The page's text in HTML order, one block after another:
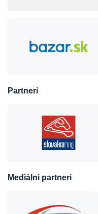
Partneri
Mediálni partneri